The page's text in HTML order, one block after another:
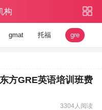
构
gmat 托福 gre
方GRE英语培训班费
3304人阅读